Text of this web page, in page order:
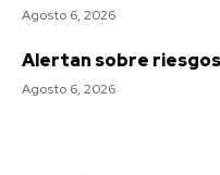
Agosto 6, 2026
Alertan sobre
Agosto 6, 2026